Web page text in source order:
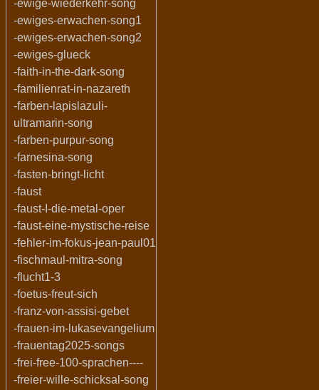
-ewige-wiederkehr-song
-ewiges-erwachen-song1
-ewiges-erwachen-song2
-ewiges-glueck
-faith-in-the-dark-song
-familienrat-in-nazareth
-farben-lapislazuli-
ultramarin-song
-farben-purpur-song
-farnesina-song
-fasten-bringt-licht
-faust
-faust-I-die-metal-oper
-faust-eine-mystische-reise
-fehler-im-fokus-jean-paul01
-fischmaul-mitra-song
-flucht1-3
-foetus-freut-sich
-franz-von-assisi-gebet
-frauen-im-lukasevangelium
-frauentag2025-songs
-frei-free-100-sprachen----
-freier-wille-schicksal-song